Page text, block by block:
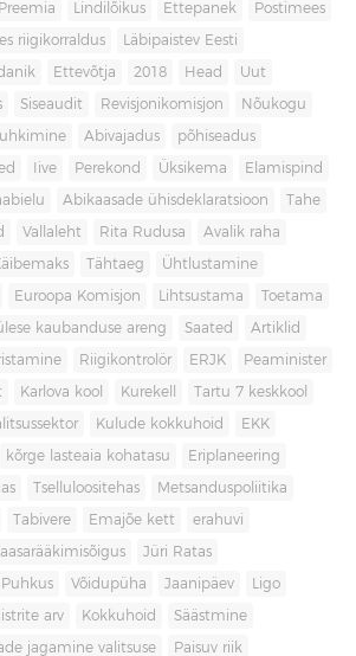
Preemia Lindilõikus Ettepanek Postimees
riigikorraldus Läbipaistev Eesti
Ettevõtja 2018 Head Uut
Siseaudit Revisjonikomisjon Nõukogu
Abivajadus põhiseadus
Iive Perekond Üksikema Elamispind
Abikaasade ühisdeklaratsioon Tahe
Vallaleht Rita Rudusa Avalik raha
Tähtaeg Ühtlustamine
Euroopa Komisjon Lihtsustama Toetama
kaubanduse areng Saated Artiklid
Riigikontrolör ERJK Peaminister
Karlova kool Kurekell Tartu 7 keskkool
Kulude kokkuhoid EKK
kõrge lasteaia kohatasu Eriplaneering
Tselluloositehas Metsanduspoliitika
Tabivere Emajõe kett erahuvi
Jüri Ratas
Puhkus Võidupüha Jaanipäev Ligo
arv Kokkuhoid Säästmine
jagamine valitsuse Paisuv riik